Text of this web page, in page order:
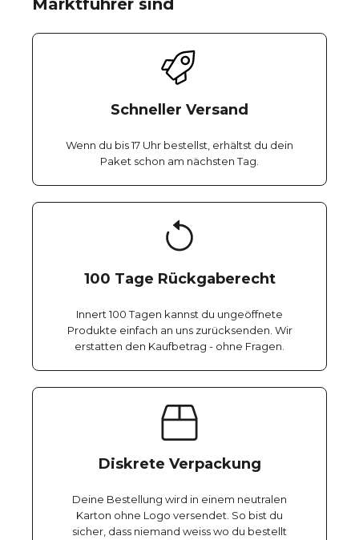
Marktführer sind
Schneller Versand
Wenn du bis 17 Uhr bestellst, erhältst du dein
Paket schon am nächsten Tag.
100 Tage Rückgaberecht
Innert 100 Tagen kannst du ungeöffnete
Produkte einfach an uns zurücksenden. Wir
erstatten den Kaufbetrag - ohne Fragen.
Diskrete Verpackung
Deine Bestellung wird in einem neutralen
Karton ohne Logo versendet. So bist du
sicher, dass niemand weiss wo du bestellt